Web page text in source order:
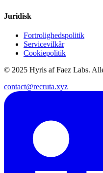
Juridisk
Fortrolighedspolitik
Servicevilkår
Cookiepolitik
© 2025 Hyris af Faez Labs.
contact@recruta.xyz